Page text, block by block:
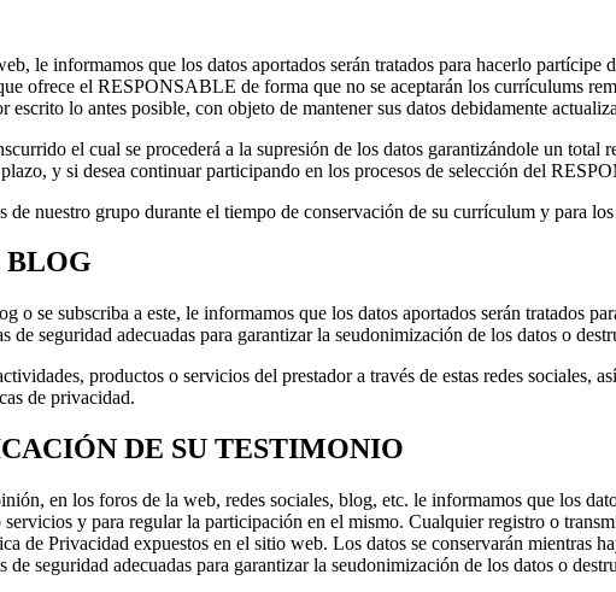
le informamos que los datos aportados serán tratados para hacerlo partícipe
ofrece el RESPONSABLE de forma que no se aceptarán los currículums
lo antes posible, con objeto de mantener sus datos debidamente
el cual se procederá a la supresión de los datos garantizándole un
y si desea continuar participando en los procesos de selección del
de nuestro grupo durante el tiempo de conservación de su currículum y para
BLOG
o se subscriba a este, le informamos que los datos aportados serán tratados
de seguridad adecuadas para garantizar la seudonimización de los datos o
productos o servicios del prestador a través de estas redes sociales,
de privacidad.
DE SU TESTIMONIO
en los foros de la web, redes sociales, blog, etc. le informamos que los
y para regular la participación en el mismo. Cualquier registro o
Privacidad expuestos en el sitio web. Los datos se conservarán mientras
seguridad adecuadas para garantizar la seudonimización de los datos o